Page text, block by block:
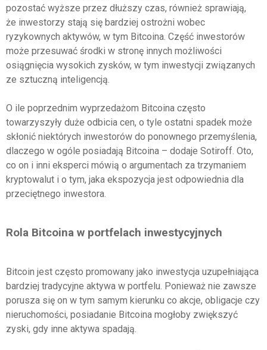
pozostać wyższe przez dłuższy czas, również sprawiają,
że inwestorzy stają się bardziej ostrożni wobec
ryzykownych aktywów, w tym Bitcoina. Część inwestorów
może przesuwać środki w stronę innych możliwości
osiągnięcia wysokich zysków, w tym inwestycji związanych
ze sztuczną inteligencją.
O ile poprzednim wyprzedażom Bitcoina często
towarzyszyły duże odbicia cen, o tyle ostatni spadek może
skłonić niektórych inwestorów do ponownego przemyślenia,
dlaczego w ogóle posiadają Bitcoina – dodaje Sotiroff. Oto,
co on i inni eksperci mówią o argumentach za trzymaniem
kryptowalut i o tym, jaka ekspozycja jest odpowiednia dla
przeciętnego inwestora.
Rola Bitcoina w portfelach inwestycyjnych
Bitcoin jest często promowany jako inwestycja uzupełniająca
bardziej tradycyjne aktywa w portfelu. Ponieważ nie zawsze
porusza się on w tym samym kierunku co akcje, obligacje czy
nieruchomości, posiadanie Bitcoina mogłoby zwiększyć
zyski, gdy inne aktywa spadają.